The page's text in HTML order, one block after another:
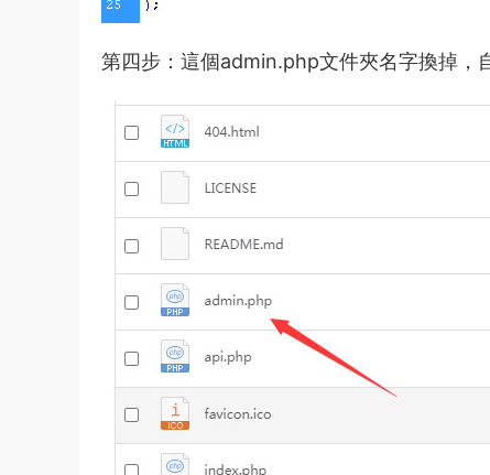
第四步：這個admin.php文件夾名字換掉，